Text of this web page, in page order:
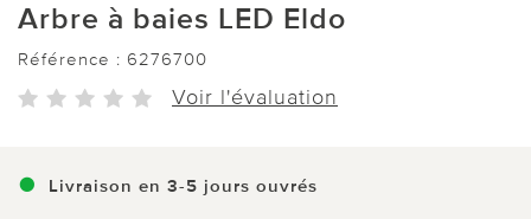
Arbre à baies LED Eldo
Référence : 6276700
Voir l'évaluation
Livraison en 3-5 jours ouvrés